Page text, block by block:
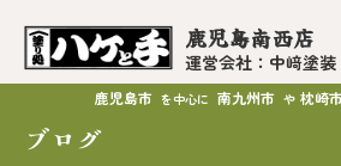
鹿児島南西店
運営会社：中﨑塗装
鹿児島市 を中心に 南九州市 や 枕崎市
ブログ